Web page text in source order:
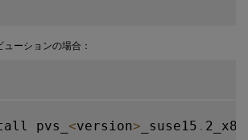
ーションの場合：
pvs_ <version> _suse15 .